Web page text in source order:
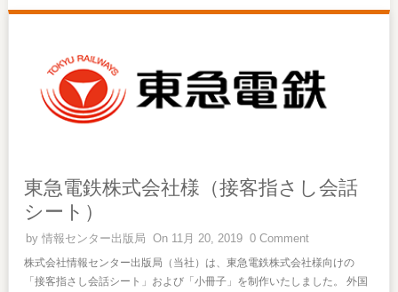
東急電鉄株式会社様（接客指さし会話
シート）
by情報センター出版局 On 11月 20, 2019 0 Comment
株式会社情報センター出版局（当社）は、東急電鉄株式会社様向けの
「接客指さし会話シート」および「小冊子」を制作いたしました。 外国